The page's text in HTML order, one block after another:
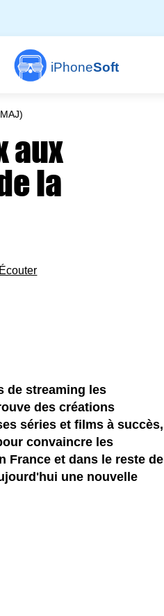
iPhoneSoft
aux
la
Écouter
de streaming les
des créations
séries et films à succès,
convaincre les
France et dans le reste de
une nouvelle